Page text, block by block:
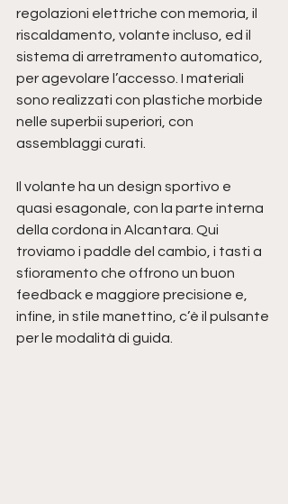
regolazioni elettriche con memoria, il
riscaldamento, volante incluso, ed il
sistema di arretramento automatico,
per agevolare l’accesso. I materiali
sono realizzati con plastiche morbide
nelle superbii superiori, con
assemblaggi curati.
Il volante ha un design sportivo e
quasi esagonale, con la parte interna
della cordona in Alcantara. Qui
troviamo i paddle del cambio, i tasti a
sfioramento che offrono un buon
feedback e maggiore precisione e,
infine, in stile manettino, c’è il pulsante
per le modalità di guida.